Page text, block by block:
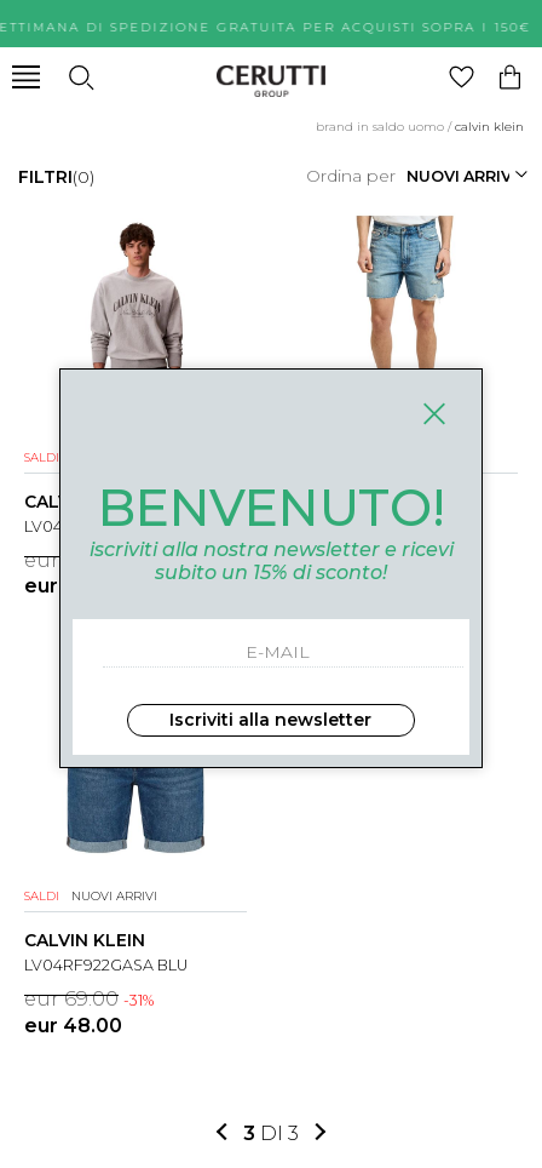
DI SPEDIZIONE GRATUITA PER ACQUISTI
brand in saldo uomo /calvin klein
FILTRI(0) Ordina per
SALDI
CALVIN KLEIN
LV04RF794GJW4 NERO
eur 79.00 -31%
eur 55.00
CALVIN KLEIN
LV04RF790GXBI BLU
eur 69.00 -31%
eur 48.00
SALDI NUOVI ARRIVI
CALVIN KLEIN
LV04RF922GASA BLU
eur 69.00 -31%
eur 48.00
3 DI 3
BENVENUTO!
iscriviti alla nostra newsletter e ricevi
subito un 15% di sconto!
Iscriviti alla newsletter